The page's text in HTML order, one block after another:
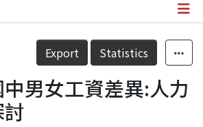
Details
Export Statistics
男女工資差異:人力